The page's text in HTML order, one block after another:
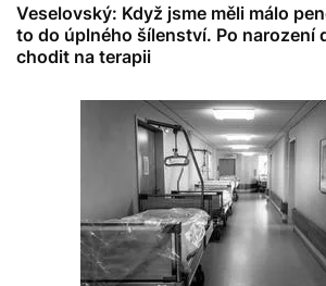
Veselovský: Když jsme měli málo
to do úplného šílenství. Po narození
chodit na terapii